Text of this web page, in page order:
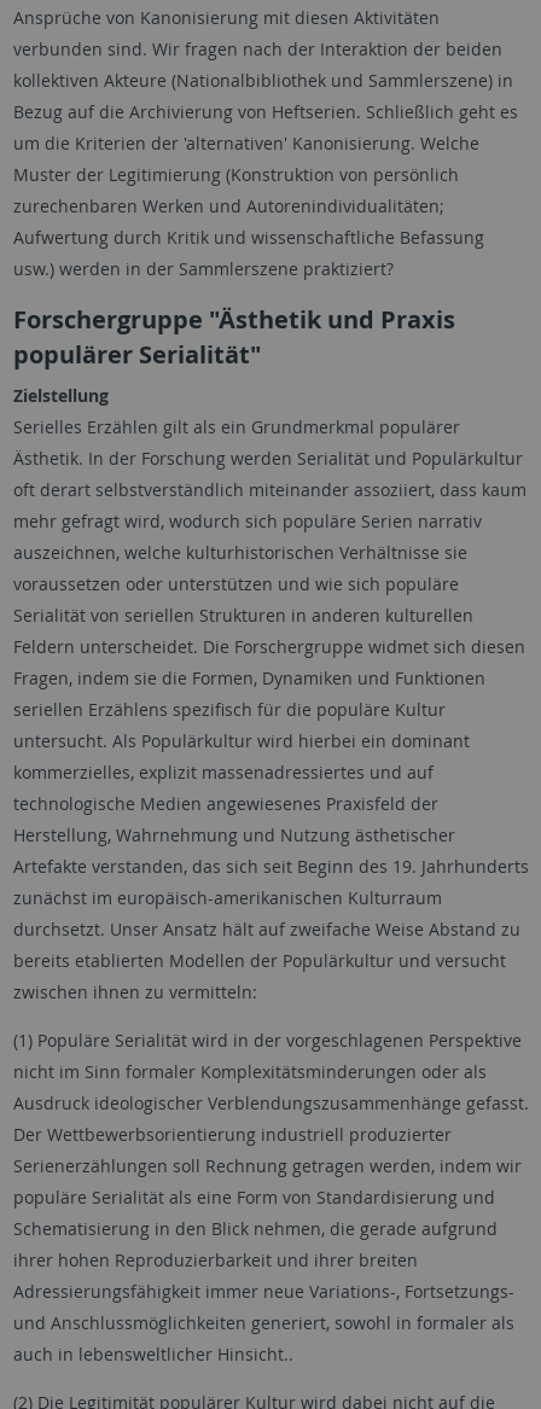
Ansprüche von Kanonisierung mit diesen Aktivitäten
verbunden sind. Wir fragen nach der Interaktion der beiden
kollektiven Akteure (Nationalbibliothek und Sammlerszene) in
Bezug auf die Archivierung von Heftserien. Schließlich geht es
um die Kriterien der 'alternativen' Kanonisierung. Welche
Muster der Legitimierung (Konstruktion von persönlich
zurechenbaren Werken und Autorenindividualitäten;
Aufwertung durch Kritik und wissenschaftliche Befassung
usw.) werden in der Sammlerszene praktiziert?
Forschergruppe "Ästhetik und Praxis
populärer Serialität"
Zielstellung
Serielles Erzählen gilt als ein Grundmerkmal populärer
Ästhetik. In der Forschung werden Serialität und Populärkultur
oft derart selbstverständlich miteinander assoziiert, dass kaum
mehr gefragt wird, wodurch sich populäre Serien narrativ
auszeichnen, welche kulturhistorischen Verhältnisse sie
voraussetzen oder unterstützen und wie sich populäre
Serialität von seriellen Strukturen in anderen kulturellen
Feldern unterscheidet. Die Forschergruppe widmet sich diesen
Fragen, indem sie die Formen, Dynamiken und Funktionen
seriellen Erzählens spezifisch für die populäre Kultur
untersucht. Als Populärkultur wird hierbei ein dominant
kommerzielles, explizit massenadressiertes und auf
technologische Medien angewiesenes Praxisfeld der
Herstellung, Wahrnehmung und Nutzung ästhetischer
Artefakte verstanden, das sich seit Beginn des 19. Jahrhunderts
zunächst im europäisch-amerikanischen Kulturraum
durchsetzt. Unser Ansatz hält auf zweifache Weise Abstand zu
bereits etablierten Modellen der Populärkultur und versucht
zwischen ihnen zu vermitteln:
(1) Populäre Serialität wird in der vorgeschlagenen Perspektive
nicht im Sinn formaler Komplexitätsminderungen oder als
Ausdruck ideologischer Verblendungszusammenhänge gefasst.
Der Wettbewerbsorientierung industriell produzierter
Serienerzählungen soll Rechnung getragen werden, indem wir
populäre Serialität als eine Form von Standardisierung und
Schematisierung in den Blick nehmen, die gerade aufgrund
ihrer hohen Reproduzierbarkeit und ihrer breiten
Adressierungsfähigkeit immer neue Variations-, Fortsetzungs-
und Anschlussmöglichkeiten generiert, sowohl in formaler als
auch in lebensweltlicher Hinsicht..
(2) Die Legitimität populärer Kultur wird dabei nicht auf die